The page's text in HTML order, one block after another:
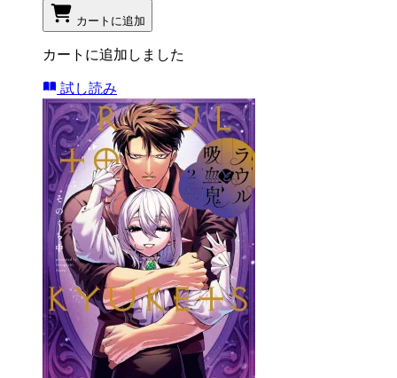
カートに追加
カートに追加しました
試し読み